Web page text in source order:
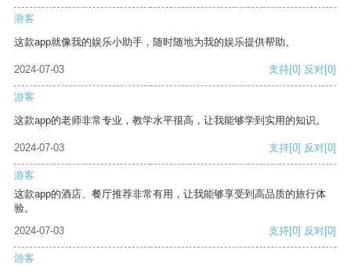
游客
这款app就像我的娱乐小助手，随时随地为我的娱乐提供帮助。
2024-07-03 支持[0] 反对[0]
游客
这款app的老师非常专业，教学水平很高，让我能够学到实用的知识。
2024-07-03 支持[0] 反对[0]
游客
这款app的酒店、餐厅推荐非常有用，让我能够享受到高品质的旅行体
验。
2024-07-03
支持[0] 反对[0]
游客